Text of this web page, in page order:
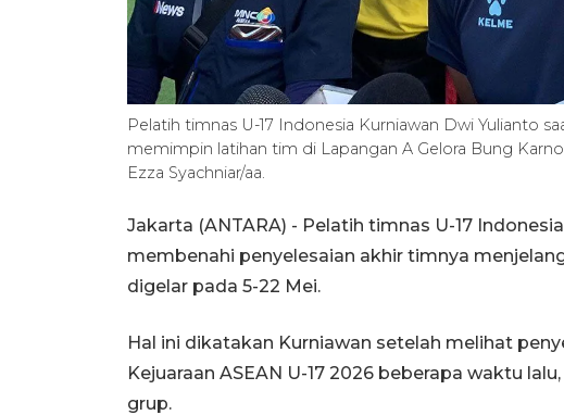
Pelatih timnas U-17 Indonesia Kurniawan Dwi Yulianto
memimpin latihan tim di Lapangan A Gelora Bung
Ezza Syachniar/aa.
Jakarta (ANTARA) - Pelatih timnas U-17
membenahi penyelesaian akhir timnya
digelar pada 5-22 Mei.
Hal ini dikatakan Kurniawan setelah melihat
Kejuaraan ASEAN U-17 2026 beberapa waktu
grup.